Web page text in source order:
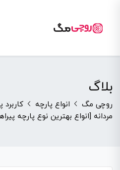
بلاگ
روچی مگ انواع پارچه کاربرد
مردانه [انواع بهترین نوع پارچه